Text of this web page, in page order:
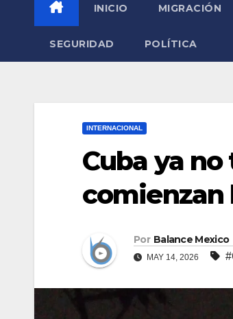
INICIO MIGRACIÓN
SEGURIDAD POLÍTICA
INTERNACIONAL
Cuba ya
comienzan
Por Balance Mexico
MAY 14, 2026